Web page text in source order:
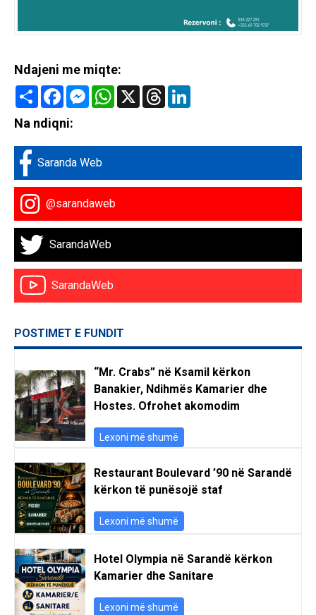
Ndajeni me miqte:
Share FacebookMessenger
WhatsApp
X Threads
Na ndiqni:
Saranda Web
@sarandaweb
SarandaWeb
SarandaWeb
POSTIMET E FUNDIT
“Mr. Crabs” në Ksamil kërkon
Banakier, Ndihmës Kamarier dhe
Hostes. Ofrohet akomodim
Lexoni më shumë
Restaurant Boulevard ’90 në Sarandë
kërkon të punësojë staf
Lexoni më shumë
Hotel Olympia në Sarandë kërkon
Kamarier dhe Sanitare
Lexoni më shumë